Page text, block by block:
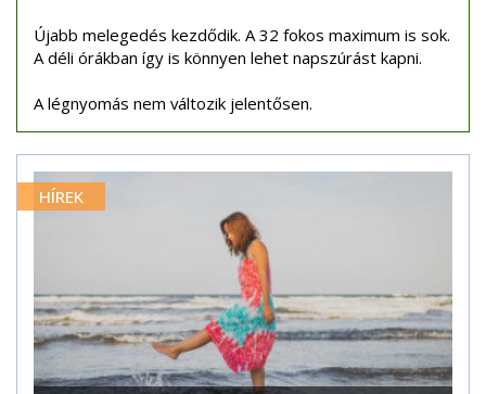
Újabb melegedés kezdődik. A 32 fokos maximum is sok.
A déli órákban így is könnyen lehet napszúrást kapni.
A légnyomás nem változik jelentősen.
HÍREK